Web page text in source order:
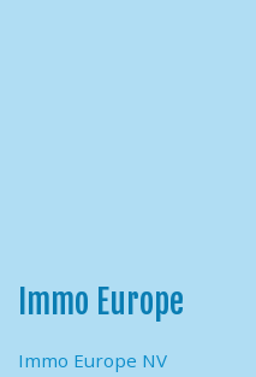
Immo Europe
Immo Europe NV